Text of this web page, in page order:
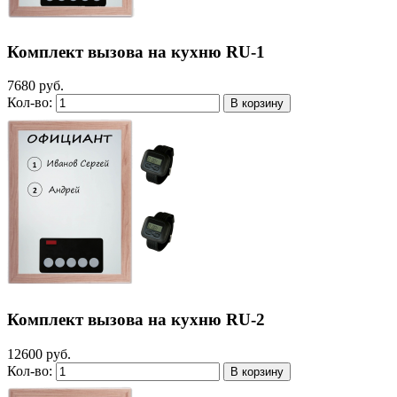
Комплект вызова на кухню RU-1
7680 руб.
Кол-во:
Комплект вызова на кухню RU-2
12600 руб.
Кол-во: